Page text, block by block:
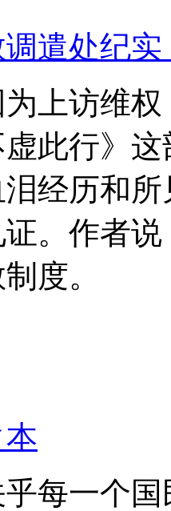
遣处纪实
上访维
此行》
经历和
。作者
度。
每一个